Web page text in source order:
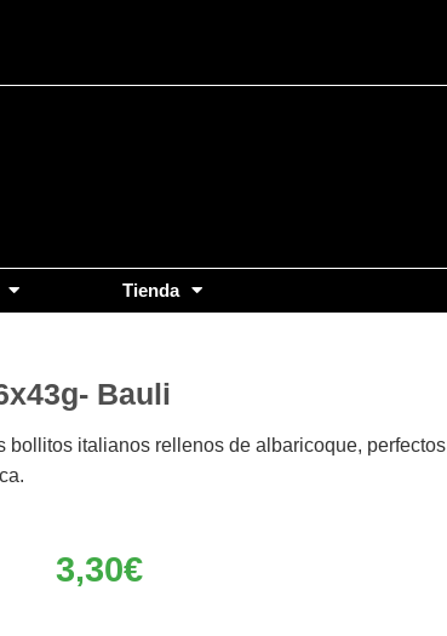
Tienda
Bauli
bollitos italianos rellenos de albaricoque, perfectos
3,30€